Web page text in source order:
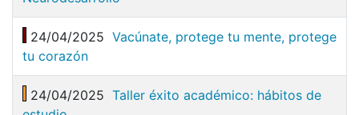
24/04/2025 Vacúnate, protege tu mente, protege
tu corazón
24/04/2025 Taller éxito académico: hábitos de